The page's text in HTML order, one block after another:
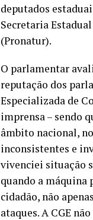
deputados
Secretaria
(Pronatur).
O parlamentar
reputação dos
Especializada de
imprensa – sendo
âmbito nacional,
inconsistentes e
vivenciei situação
quando a
cidadão, não
ataques. A CGE